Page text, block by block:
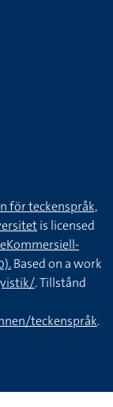
för teckenspråk,
is licensed
Based on a work
. Tillstånd
teckenspråk.